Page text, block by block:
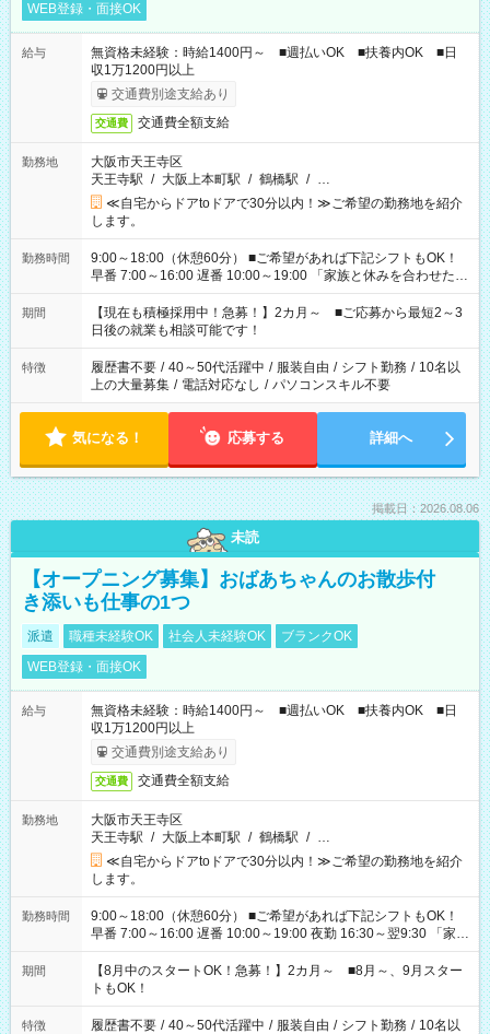
WEB登録・面接OK
給与
無資格未経験：時給1400円～ ■週払いOK ■扶養内OK ■日
収1万1200円以上
交通費別途支給あり
交通費 交通費全額支給
勤務地
大阪市天王寺区
天王寺駅 / 大阪上本町駅 / 鶴橋駅 / …
≪自宅からドアtoドアで30分以内！≫ご希望の勤務地を紹介
します。
勤務時間
9:00～18:00（休憩60分） ■ご希望があれば下記シフトもOK！
早番 7:00～16:00 遅番 10:00～19:00 「家族と休みを合わせた
い」 「余裕を持って夕飯の準備がしたい」 「できれば残業はし
たくない」 など、ご希望を教えてくださいね。 ※Wワーク希望
の方へ 今ご覧のお仕事で希望する勤務時間と、もう1つのお仕事
の勤務時間。 合計で週40時間を超える場合は応募できません。
期間
【現在も積極採用中！急募！】2カ月～ ■ご応募から最短2～3
日後の就業も相談可能です！
特徴 履歴書不要 / 40～50代活躍中 / 服装自由 / シフト勤務 / 10名以
上の大量募集 / 電話対応なし / パソコンスキル不要
気になる！ 応募する 詳細へ
掲載日：2026.08.06
未読
【オープニング募集】おばあちゃんのお散歩付
き添いも仕事の1つ
派遣 職種未経験OK 社会人未経験OK
ブランクOK
WEB登録・面接OK
給与
無資格未経験：時給1400円～ ■週払いOK ■扶養内OK ■日
収1万1200円以上
交通費別途支給あり
交通費 交通費全額支給
勤務地
大阪市天王寺区
天王寺駅 / 大阪上本町駅 / 鶴橋駅 / …
≪自宅からドアtoドアで30分以内！≫ご希望の勤務地を紹介
します。
勤務時間
9:00～18:00（休憩60分） ■ご希望があれば下記シフトもOK！
早番 7:00～16:00 遅番 10:00～19:00 夜勤 16:30～翌9:30 「家族
と休みを合わせたい」 「余裕を持って夕飯の準備がしたい」
「できれば残業はしたくない」 など、ご希望を教えてください
ね。 ※Wワーク希望の方へ 今ご覧のお仕事で希望する勤務時間
と、もう1つのお仕事の勤務時間。 合計で週40時間を超える場
合は応募できません。
期間
【8月中のスタートOK！急募！】2カ月～ ■8月～、9月スター
トもOK！
特徴 履歴書不要 / 40～50代活躍中 / 服装自由 / シフト勤務 / 10名以